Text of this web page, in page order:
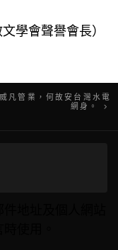
學會聲譽會長）
凡管業，何故安台灣水電
網身。